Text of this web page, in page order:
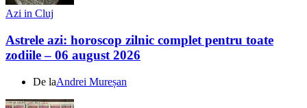
Azi in Cluj
Astrele azi: horoscop zilnic complet pentru toate
zodiile – 06 august 2026
De laAndrei Mureșan